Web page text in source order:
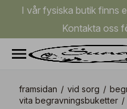
I vår fysiska butik finns
Kontakta oss
framsidan / vid sorg /
vita begravningsbuketter /